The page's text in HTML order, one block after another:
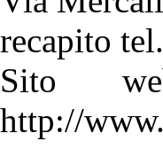
recapito
Sito
http://